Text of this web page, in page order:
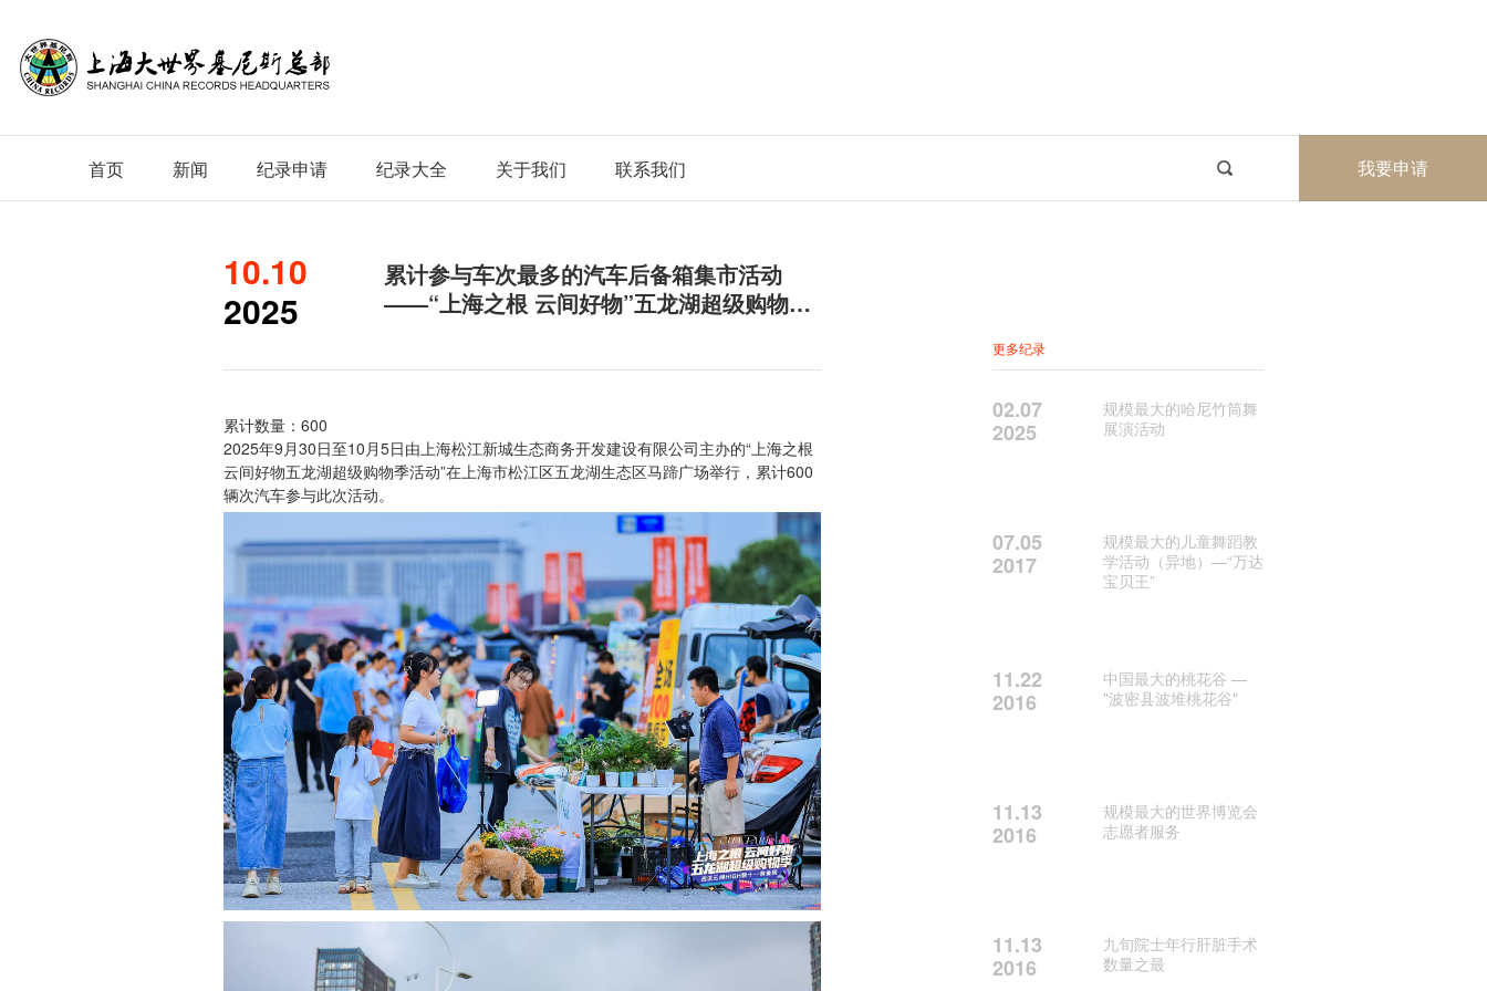
首页 新闻 纪录申请 纪录大全 关于我们 联系我们 我要申请
10.10
2025
累计参与车次最多的汽车后备箱集市活动
——“上海之根 云间好物”五龙湖超级购物季
累计数量：600
2025年9月30日至10月5日由上海松江新城生态商务开发建设有限公司主办的“上海之根
云间好物五龙湖超级购物季活动”在上海市松江区五龙湖生态区马蹄广场举行，累计600
辆次汽车参与此次活动。
更多纪录
02.07
2025
规模最大的哈尼竹筒舞
展演活动
07.05
2017
规模最大的儿童舞蹈教
学活动（异地）—“万达
宝贝王”
11.22
2016
中国最大的桃花谷 —
"波密县波堆桃花谷"
11.13
2016
规模最大的世界博览会
志愿者服务
11.13
2016
九旬院士年行肝脏手术
数量之最